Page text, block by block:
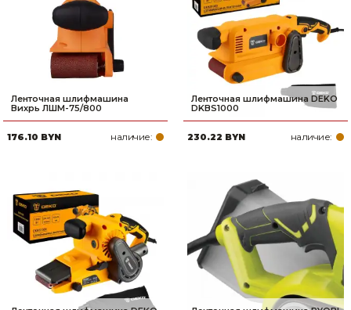
Ленточная шлифмашина
Вихрь ЛШМ-75/800
176.10 BYN наличие:
Ленточная шлифмашина DEKO
DKBS1000
230.22 BYN наличие: